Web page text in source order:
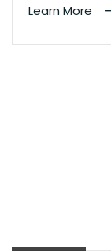
Learn More